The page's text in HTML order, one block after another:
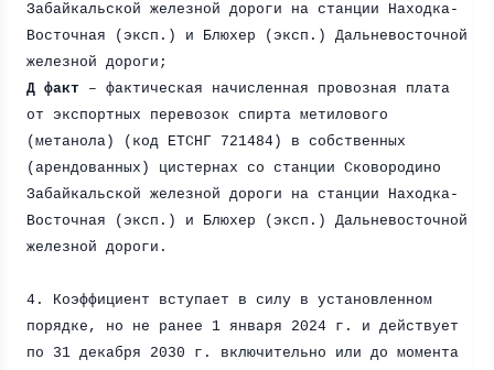
Забайкальской железной дороги на станции Находка-
Восточная (эксп.) и Блюхер (эксп.) Дальневосточной
железной дороги;
Д факт – фактическая начисленная провозная плата
от экспортных перевозок спирта метилового
(метанола) (код ЕТСНГ 721484) в собственных
(арендованных) цистернах со станции Сковородино
Забайкальской железной дороги на станции Находка-
Восточная (эксп.) и Блюхер (эксп.) Дальневосточной
железной дороги.
4. Коэффициент вступает в силу в установленном
порядке, но не ранее 1 января 2024 г . и действует
по 31 декабря 2030 г . включительно или до момента